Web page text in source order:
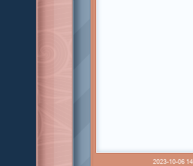
2023-10-06